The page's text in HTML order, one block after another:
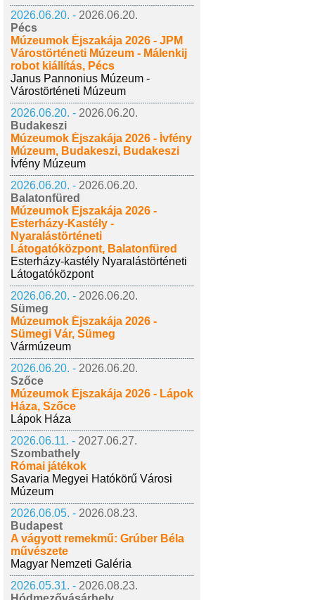
2026.06.20. - 2026.06.20.
Pécs
Múzeumok Éjszakája 2026 - JPM
Várostörténeti Múzeum - Málenkij
robot kiállítás, Pécs
Janus Pannonius Múzeum -
Várostörténeti Múzeum
2026.06.20. - 2026.06.20.
Budakeszi
Múzeumok Éjszakája 2026 - Ívfény
Múzeum, Budakeszi, Budakeszi
Ívfény Múzeum
2026.06.20. - 2026.06.20.
Balatonfüred
Múzeumok Éjszakája 2026 -
Esterházy-Kastély -
Nyaralástörténeti
Látogatóközpont, Balatonfüred
Esterházy-kastély Nyaralástörténeti
Látogatóközpont
2026.06.20. - 2026.06.20.
Sümeg
Múzeumok Éjszakája 2026 -
Sümegi Vár, Sümeg
Vármúzeum
2026.06.20. - 2026.06.20.
Szőce
Múzeumok Éjszakája 2026 - Lápok
Háza, Szőce
Lápok Háza
2026.06.11. - 2027.06.27.
Szombathely
Római játékok
Savaria Megyei Hatókörű Városi
Múzeum
2026.06.05. - 2026.08.23.
Budapest
A vágyott remekmű: Grúber Béla
művészete
Magyar Nemzeti Galéria
2026.05.31. - 2026.08.23.